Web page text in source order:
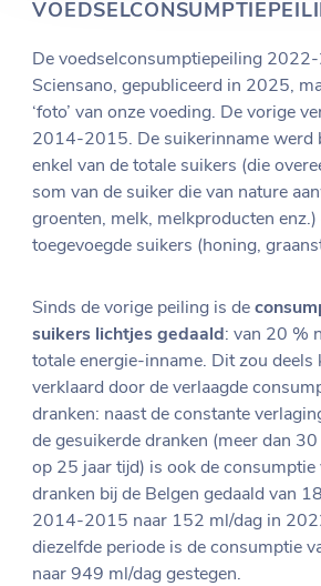
De voedselconsumptiepeiling
Sciensano, gepubliceerd in 2025,
‘foto’ van onze voeding. De vorige
2014-2015. De suikerinname werd
enkel van de totale suikers (die
som van de suiker die van nature
groenten, melk, melkproducten enz.)
toegevoegde suikers (honing,
Sinds de vorige peiling is de
suikers lichtjes gedaald: van 20 %
totale energie-inname. Dit zou deels
verklaard door de verlaagde
dranken: naast de constante
de gesuikerde dranken (meer dan
op 25 jaar tijd) is ook de consumptie
dranken bij de Belgen gedaald van
2014-2015 naar 152 ml/dag in
diezelfde periode is de consumptie
naar 949 ml/dag gestegen.